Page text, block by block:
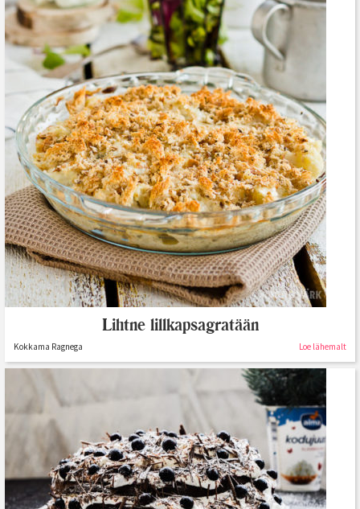
Lihtne lillkapsagratään
Kokkama Ragnega Loe lähemalt